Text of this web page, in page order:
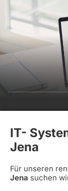
IT-
Jena
Für unseren
Jena suchen